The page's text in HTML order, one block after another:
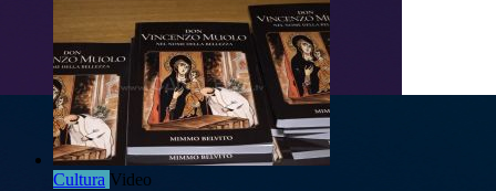
Cultura Video